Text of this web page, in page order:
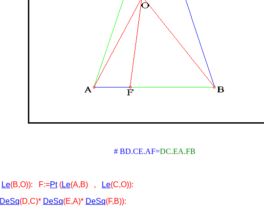
# BD.CE.AF=DC.EA.FB
Le(B,O)): F:=Pt(Le(A,B) , Le(C,O)):
DeSq(D,C)* DeSq(E,A)* DeSq(F,B)):